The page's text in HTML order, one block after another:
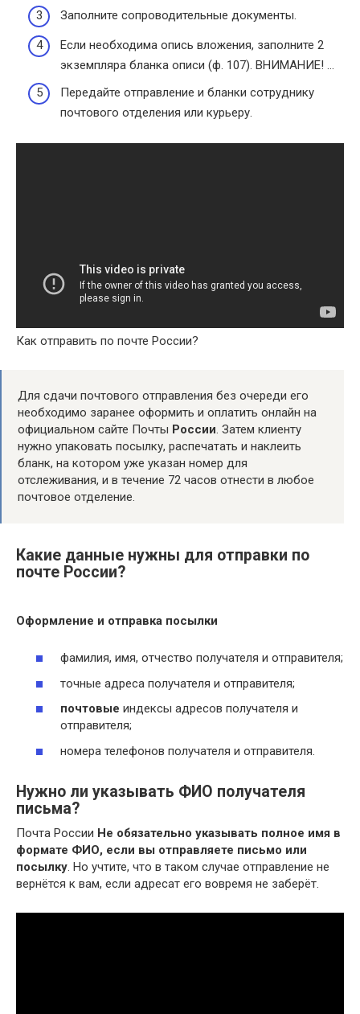
Заполните сопроводительные документы.
Если необходима опись вложения, заполните 2
экземпляра бланка описи (ф. 107). ВНИМАНИЕ! …
Передайте отправление и бланки сотруднику
почтового отделения или курьеру.
Как отправить по почте России?
Для сдачи почтового отправления без очереди его
необходимо заранее оформить и оплатить онлайн на
официальном сайте Почты России. Затем клиенту
нужно упаковать посылку, распечатать и наклеить
бланк, на котором уже указан номер для
отслеживания, и в течение 72 часов отнести в любое
почтовое отделение.
Какие данные нужны для отправки по
почте России?
Оформление и отправка посылки
фамилия, имя, отчество получателя и отправителя;
точные адреса получателя и отправителя;
почтовые индексы адресов получателя и
отправителя;
номера телефонов получателя и отправителя.
Нужно ли указывать ФИО получателя
письма?
Почта России Не обязательно указывать полное имя в
формате ФИО, если вы отправляете письмо или
посылку. Но учтите, что в таком случае отправление не
вернётся к вам, если адресат его вовремя не заберёт.